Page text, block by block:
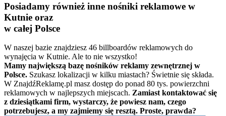
Posiadamy również inne nośniki reklamowe w
Kutnie oraz
w całej Polsce
W naszej bazie znajdziesz 46 billboardów reklamowych do
wynajęcia w Kutnie. Ale to nie wszystko!
Mamy największą bazę nośników reklamy zewnętrznej w
Polsce. Szukasz lokalizacji w kilku miastach? Świetnie się składa.
W ZnajdźReklamę.pl masz dostęp do ponad 80 tys. powierzchni
reklamowych w najlepszych miejscach. Zamiast kontaktować się
z dziesiątkami firm, wystarczy, że powiesz nam, czego
potrzebujesz, a my zajmiemy się resztą. Proste, prawda?